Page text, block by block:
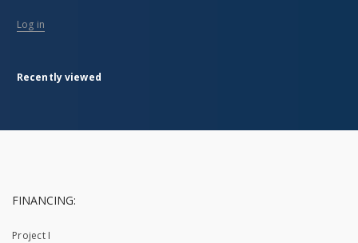
Log in
Recently viewed
FINANCING:
Project I